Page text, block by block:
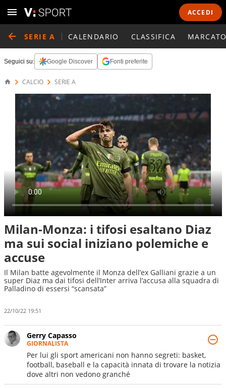
ACCEDI
SERIE A CALENDARIO CLASSIFICA
Seguici su: Google Discover Fonti preferite
CALCIO SERIE A
Milan-Monza: i tifosi esaltano Diaz
ma sui social iniziano polemiche e
accuse
Il Milan batte agevolmente il Monza dell’ex Galliani grazie a un
super Diaz ma dai tifosi dell’Inter arriva l’accusa alla squadra di
Palladino di essersi “scansata”
22/10/22 19:51
Gerry Capasso
GIORNALISTA
Per lui gli sport americani non hanno segreti: basket,
football, baseball e la capacità innata di trovare la notizia
dove altri non vedono granché